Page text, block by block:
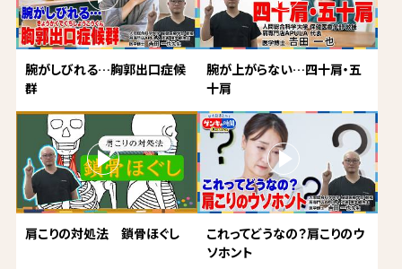
腕がしびれる…胸郭出口症候
群
腕が上がらない…四十肩・五
十肩
肩こりの対処法 鎖骨ほぐし
これってどうなの？肩こりのウ
ソホント